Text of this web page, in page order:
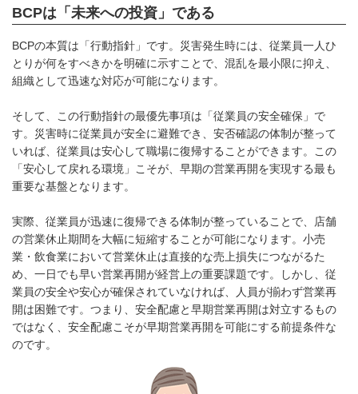
BCPは「未来への投資」である
BCPの本質は「行動指針」です。災害発生時には、従業員一人ひ
とりが何をすべきかを明確に示すことで、混乱を最小限に抑え、
組織として迅速な対応が可能になります。
そして、この行動指針の最優先事項は「従業員の安全確保」で
す。災害時に従業員が安全に避難でき、安否確認の体制が整って
いれば、従業員は安心して職場に復帰することができます。この
「安心して戻れる環境」こそが、早期の営業再開を実現する最も
重要な基盤となります。
実際、従業員が迅速に復帰できる体制が整っていることで、店舗
の営業休止期間を大幅に短縮することが可能になります。小売
業・飲食業において営業休止は直接的な売上損失につながるた
め、一日でも早い営業再開が経営上の重要課題です。しかし、従
業員の安全や安心が確保されていなければ、人員が揃わず営業再
開は困難です。つまり、安全配慮と早期営業再開は対立するもの
ではなく、安全配慮こそが早期営業再開を可能にする前提条件な
のです。